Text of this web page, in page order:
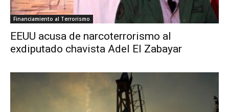
Financiamiento al Terrorismo
EEUU acusa de narcoterrorismo al
exdiputado chavista Adel El Zabayar